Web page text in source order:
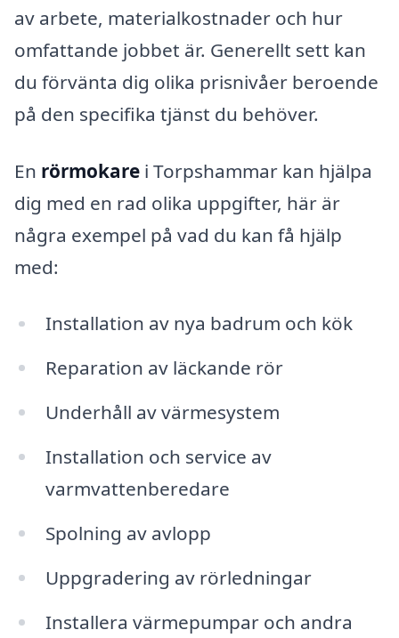
av arbete, materialkostnader och hur
omfattande jobbet är. Generellt sett kan
du förvänta dig olika prisnivåer beroende
på den specifika tjänst du behöver.
En rörmokare i Torpshammar kan hjälpa
dig med en rad olika uppgifter, här är
några exempel på vad du kan få hjälp
med:
Installation av nya badrum och kök
Reparation av läckande rör
Underhåll av värmesystem
Installation och service av
varmvattenberedare
Spolning av avlopp
Uppgradering av rörledningar
Installera värmepumpar och andra